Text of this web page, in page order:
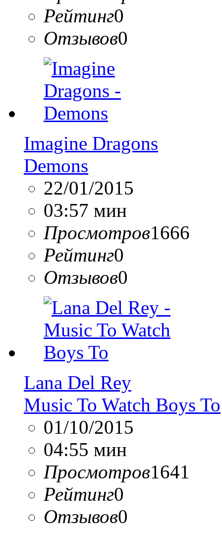
Рейтинг0
Отзывов0
Imagine Dragons
Demons
22/01/2015
03:57 мин
Просмотров1666
Рейтинг0
Отзывов0
Lana Del Rey
Music To Watch Boys To
01/10/2015
04:55 мин
Просмотров1641
Рейтинг0
Отзывов0